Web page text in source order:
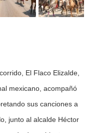
El Flaco Elizalde,
mexicano, acompañó
sus canciones a
junto al alcalde Héctor